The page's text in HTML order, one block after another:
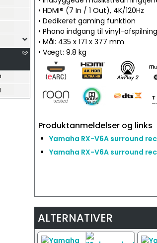
• HDMI® (7 In / 1 Out), 4K/120Hz
• Dedikeret gaming funktion
• Phono indgang til vinyl-afspilning
• Mål: 435 x 171 x 377 mm
• Vægt: 9.8 kg
Produktanmeldelser og links
Yamaha RX-V6A surround
Yamaha RX-V6A surround
ALTERNATIVER